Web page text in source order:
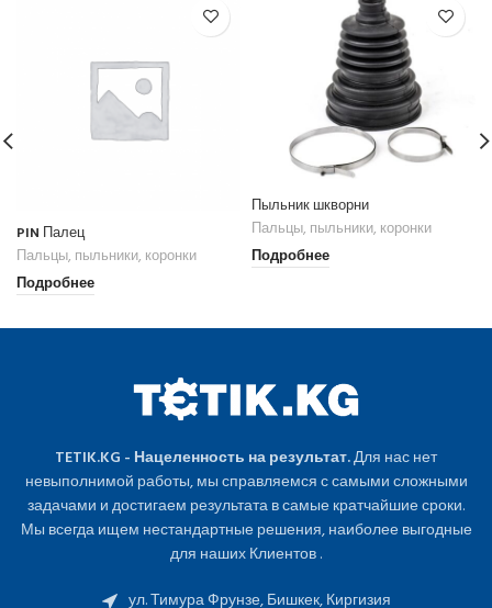
PIN Палец
Пальцы, пыльники, коронки
Подробнее
Пыльник шкворни
Пальцы, пыльники, коронки
Подробнее
TETIK.KG - Нацеленность на результат.Для нас нет
невыполнимой работы, мы справляемся с самыми сложными
задачами и достигаем результата в самые кратчайшие сроки.
Мы всегда ищем нестандартные решения, наиболее выгодные
для наших Клиентов .
ул. Тимура Фрунзе, Бишкек, Киргизия